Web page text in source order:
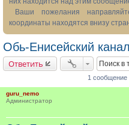
Ваши пожелания
координаты находятся внизу
Обь-Енисейский канал
Ответить
1 сообщение
guru_nemo
Администратор